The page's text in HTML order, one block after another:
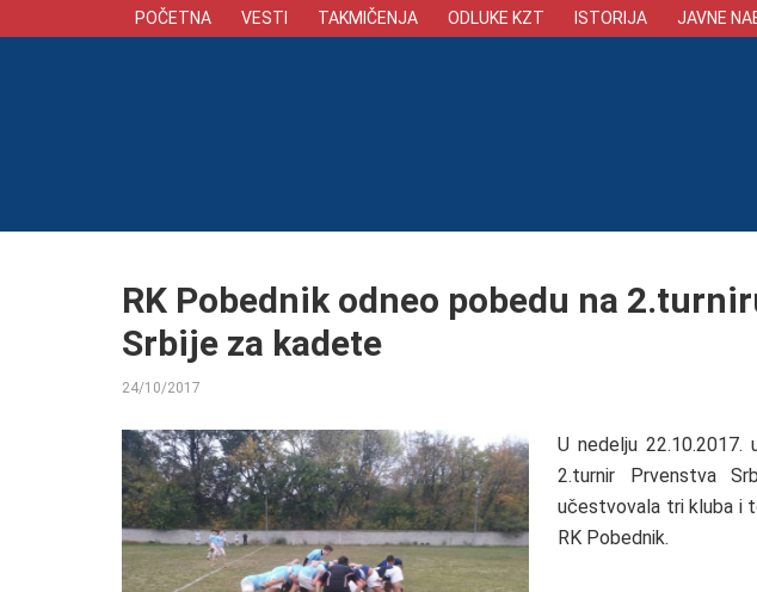
POČETNA VESTI TAKMIČENJA ODLUKE KZT ISTORIJA JAVNE
RK Pobednik odneo pobedu na
Srbije za kadete
24/10/2017
U nedelju 22.10.2017.
2.turnir Prvenstva
učestvovala tri kluba i
RK Pobednik.